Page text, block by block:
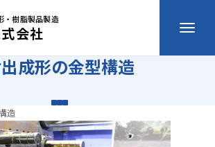
・樹脂製品製造
会社
成形の金型構造
造
構造